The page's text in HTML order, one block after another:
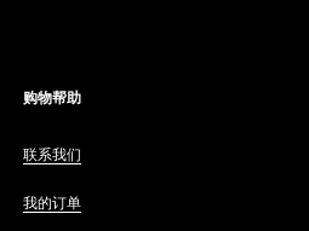
购物帮助
联系我们
我的订单